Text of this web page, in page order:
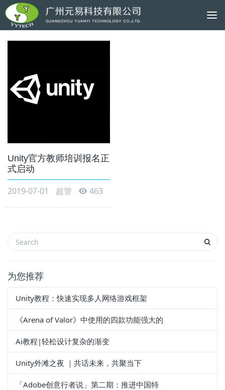
Unity官方教师培训报名正
式启动
2019-07-01 超管 463
为您推荐
Unity教程：快速实现多人网络游戏框架
《Arena of Valor》中使用的四款功能强大的
Ai教程|轻松设计复杂的渐变
Unity外滩之夜 ｜共话未来，共聚当下
「Adobe创意行者说」第二期：推进中国特